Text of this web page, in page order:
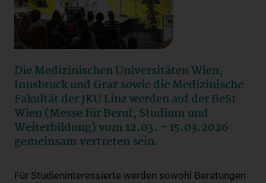
Die Medizinischen Universitäten Wien,
Innsbruck und Graz sowie die Medizinische
Fakultät der JKU Linz werden auf der BeSt
Wien (Messe für Beruf, Studium und
Weiterbildung) vom 12.03. - 15.03.2026
gemeinsam vertreten sein.
Für Studieninteressierte werden sowohl Beratungen